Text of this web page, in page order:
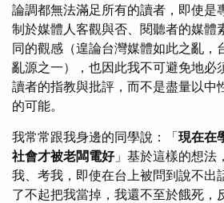
論調都無法滿足所有的讀者，即使是
制於媒體人客觀與否、閱聽者的媒體
同的觀感（遑論台灣媒體如此之亂，
亂源之一），也因此我不可避免地必
讀者的指教與批評，而不是盡量以中
的可能。
我常常跟我身邊的同學說：「現在在
社會才被老闆電好」基於這樣的想法
我、考我，即使在台上被問到說不出
了不起把我當掉，我還不至於餓死，